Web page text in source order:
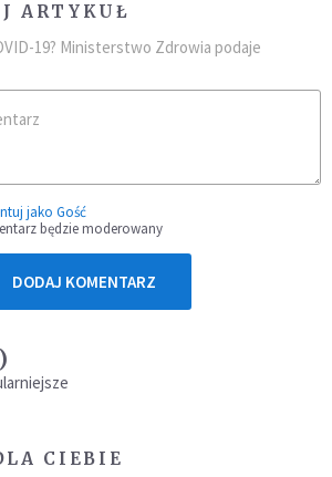
ARTYKUŁ
19? Ministerstwo Zdrowia podaje
jako Gość
będzie moderowany
DODAJ KOMENTARZ
)
CIEBIE